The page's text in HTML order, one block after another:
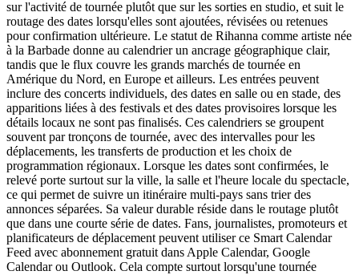
sur l'activité de tournée plutôt que sur les sorties en studio, et suit le
routage des dates lorsqu'elles sont ajoutées, révisées ou retenues
pour confirmation ultérieure. Le statut de Rihanna comme artiste née
à la Barbade donne au calendrier un ancrage géographique clair,
tandis que le flux couvre les grands marchés de tournée en
Amérique du Nord, en Europe et ailleurs. Les entrées peuvent
inclure des concerts individuels, des dates en salle ou en stade, des
apparitions liées à des festivals et des dates provisoires lorsque les
détails locaux ne sont pas finalisés. Ces calendriers se groupent
souvent par tronçons de tournée, avec des intervalles pour les
déplacements, les transferts de production et les choix de
programmation régionaux. Lorsque les dates sont confirmées, le
relevé porte surtout sur la ville, la salle et l'heure locale du spectacle,
ce qui permet de suivre un itinéraire multi-pays sans trier des
annonces séparées. Sa valeur durable réside dans le routage plutôt
que dans une courte série de dates. Fans, journalistes, promoteurs et
planificateurs de déplacement peuvent utiliser ce Smart Calendar
Feed avec abonnement gratuit dans Apple Calendar, Google
Calendar ou Outlook. Cela compte surtout lorsqu'une tournée